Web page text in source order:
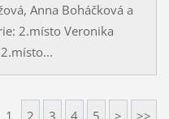
Anna Boháčková a
2.místo Veronika
1 2 3 4 5 > >>